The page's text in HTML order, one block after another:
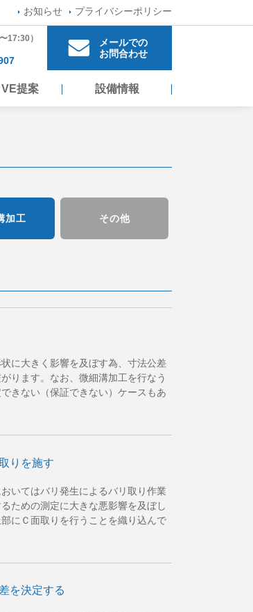
お知らせ プライバシーポリシー
17:30）
メールでの
お問合わせ
提案 設備情報
加工 その他
に大きく影響を及ぼす為、寸法公差
ります。なお、微細溝加工を行なう
きない（保証できない）ケースもあ
りを施す
いてはバリ発生によるバリ取り作業
ための測定に大きな悪影響を及ぼし
にＣ面取りを行うことを織り込んで
を決定する